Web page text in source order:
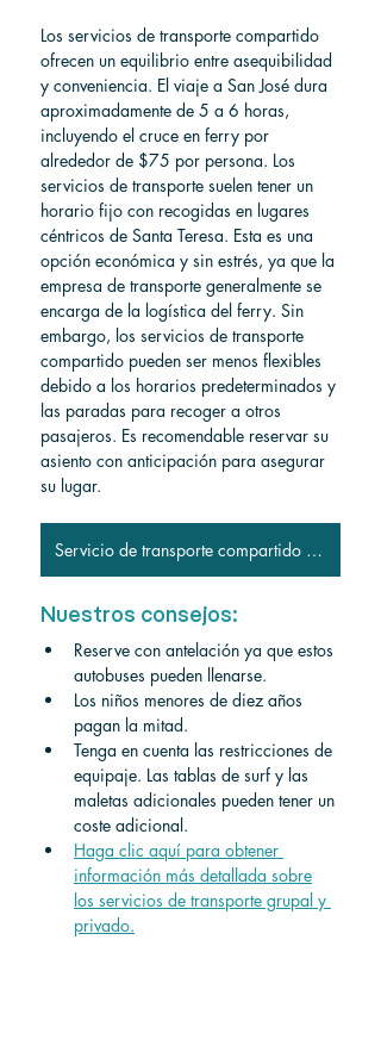
Los servicios de transporte compartido
ofrecen un equilibrio entre asequibilidad
y conveniencia. El viaje a San José dura
aproximadamente de 5 a 6 horas,
incluyendo el cruce en ferry por
alrededor de $75 por persona. Los
servicios de transporte suelen tener un
horario fijo con recogidas en lugares
céntricos de Santa Teresa. Esta es una
opción económica y sin estrés, ya que la
empresa de transporte generalmente se
encarga de la logística del ferry. Sin
embargo, los servicios de transporte
compartido pueden ser menos flexibles
debido a los horarios predeterminados y
las paradas para recoger a otros
pasajeros. Es recomendable reservar su
asiento con anticipación para asegurar
su lugar.
Servicio de transporte compartido a San José
Nuestros consejos:
Reserve con antelación ya que estos
autobuses pueden llenarse.
Los niños menores de diez años
pagan la mitad.
Tenga en cuenta las restricciones de
equipaje. Las tablas de surf y las
maletas adicionales pueden tener un
coste adicional.
Haga clic aquí para obtener
información más detallada sobre
los servicios de transporte grupal y
privado.